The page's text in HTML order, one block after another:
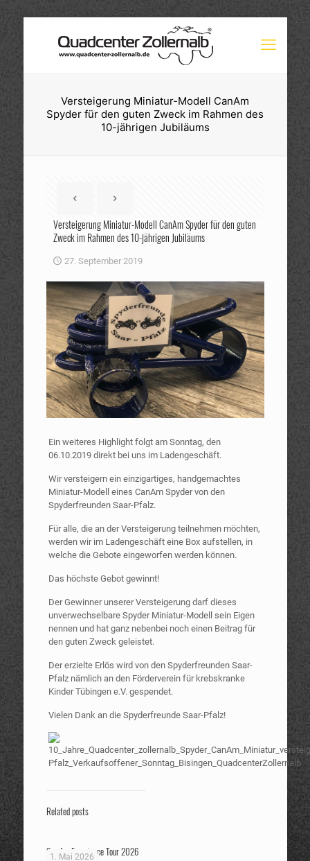
Versteigerung Miniatur-Modell CanAm
Spyder für den guten Zweck im Rahmen des
10-jährigen Jubiläums
Versteigerung Miniatur-Modell CanAm Spyder für den guten
Zweck im Rahmen des 10-jährigen Jubiläums
27. September 2019
Ein weiteres Highlight folgt am Sonntag, den
06.10.2019 direkt bei uns im Ladengeschäft.
Wir versteigern ein einzigartiges, handgemachtes
Miniatur-Modell eines CanAm Spyder von den
Spyderfreunden Saar-Pfalz.
Für alle, die an der Versteigerung teilnehmen möchten,
werden wir im Ladengeschäft eine Box aufstellen, in
welche die Gebote eingeworfen werden können.
Das höchste Gebot gewinnt!
Der Gewinner unserer Versteigerung darf dieses
unverwechselbare Spyder Miniatur-Modell sein Eigen
nennen und hat ganz nebenbei noch einen Beitrag für
den guten Zweck geleistet.
Der erzielte Erlös wird von den Spyderfreunden Saar-
Pfalz nämlich an den Förderverein für krebskranke
Kinder Tübingen e.V. gespendet.
Vielen Dank an die Spyderfreunde Saar-Pfalz!
Related posts
1. Mai 2026
Can Am Experience Tour 2026